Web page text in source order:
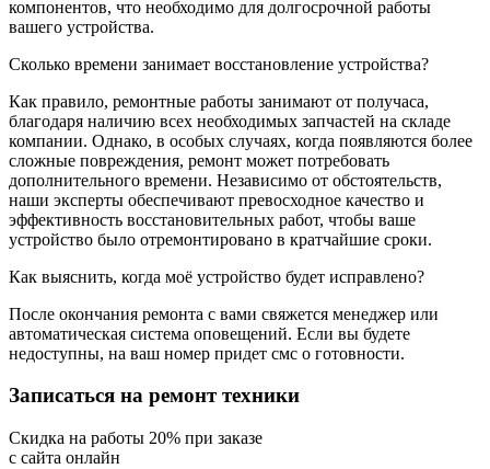
компонентов, что необходимо для долгосрочной работы
вашего устройства.
Сколько времени занимает восстановление устройства?
Как правило, ремонтные работы занимают от получаса,
благодаря наличию всех необходимых запчастей на складе
компании. Однако, в особых случаях, когда появляются более
сложные повреждения, ремонт может потребовать
дополнительного времени. Независимо от обстоятельств,
наши эксперты обеспечивают превосходное качество и
эффективность восстановительных работ, чтобы ваше
устройство было отремонтировано в кратчайшие сроки.
Как выяснить, когда моё устройство будет исправлено?
После окончания ремонта с вами свяжется менеджер или
автоматическая система оповещений. Если вы будете
недоступны, на ваш номер придет смс о готовности.
Записаться на ремонт техники
Cкидка на работы 20% при заказе
с сайта онлайн